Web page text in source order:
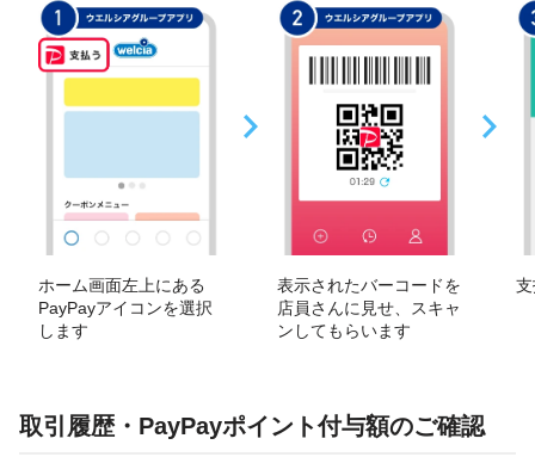
ホーム画面左上にある
PayPayアイコンを選択
します
表示されたバーコードを
店員さんに見せ、スキャ
ンしてもらいます
取引履歴・PayPayポイント付与額のご確認